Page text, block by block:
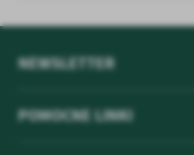
POMOCNE LINKI
NEWSLETTER